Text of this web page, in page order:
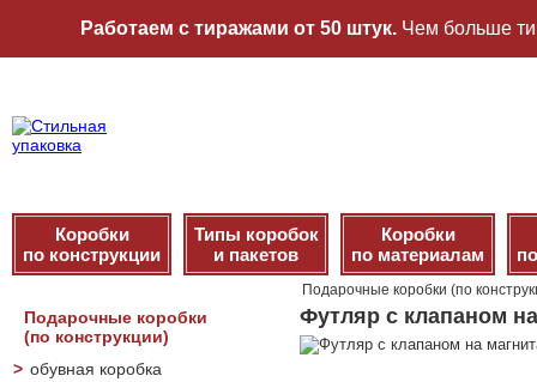
Работаем с тиражами от 50 штук. Чем больше
Коробки
по конструкции
Типы коробок
и пакетов
Коробки
по материалам
Подарочные коробки (по
Подарочные коробки
(по конструкции)
> обувная коробка
Футляр с клапаном